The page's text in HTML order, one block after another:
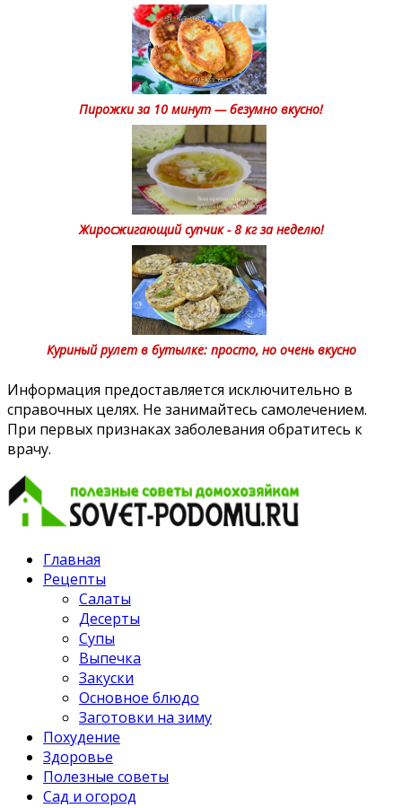
Пирожки за 10 минут — безумно вкусно!
Жиросжигающий супчик - 8 кг за неделю!
Куриный рулет в бутылке: просто, но очень вкусно
Информация предоставляется исключительно в
справочных целях. Не занимайтесь самолечением.
При первых признаках заболевания обратитесь к
врачу.
Главная
Рецепты
Салаты
Десерты
Супы
Выпечка
Закуски
Основное блюдо
Заготовки на зиму
Похудение
Здоровье
Полезные советы
Сад и огород